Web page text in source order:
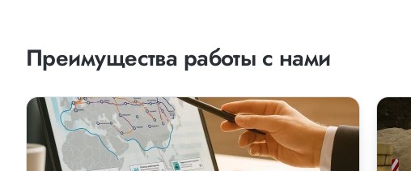
Преимущества работы с нами